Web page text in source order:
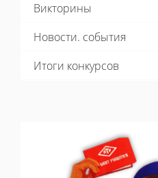
Викторины
Новости. события
Итоги конкурсов